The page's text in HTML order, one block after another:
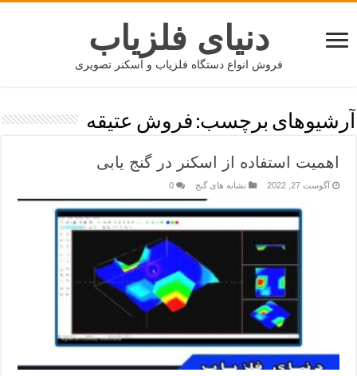
دنیای فلزیاب
فروش انواع دستگاه فلزیاب و اسکنر تصویری
آرشیوهای برچسب: فروش عتیقه
اهمیت استفاده از اسکنر در گنج یابی
آگوست 27, 2022 نشانه های گنج 0